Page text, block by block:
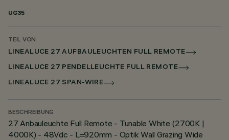
UG35
TEIL VON
LINEALUCE 27 AUFBAULEUCHTEN FULL REMOTE
LINEALUCE 27 PENDELLEUCHTE FULL REMOTE
LINEALUCE 27 SPAN-WIRE
BESCHREIBUNG
27 Anbauleuchte Full Remote - Tunable White (2700K |
4000K) - 48Vdc - L=920mm - Optik Wall Grazing Wide